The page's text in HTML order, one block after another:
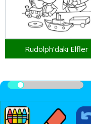
Rudolph’daki Elfler